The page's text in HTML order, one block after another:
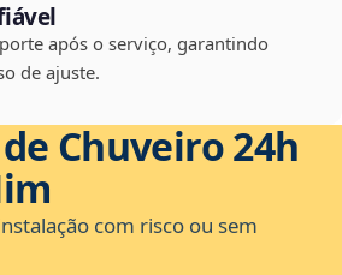
após o serviço, garantindo
de ajuste.
Chuveiro 24h
com risco ou sem